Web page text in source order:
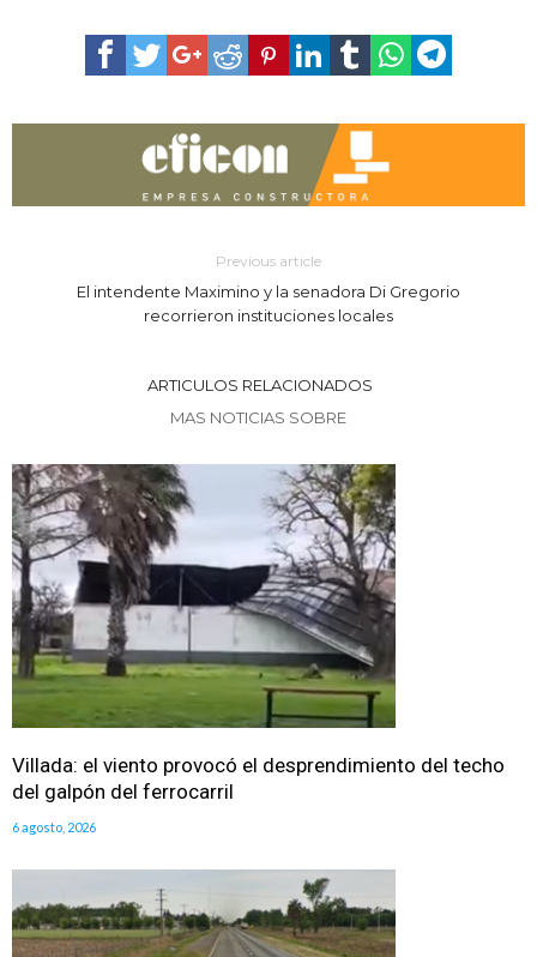
Previous article
El intendente Maximino y la senadora Di Gregorio
recorrieron instituciones locales
ARTICULOS RELACIONADOS
MAS NOTICIAS SOBRE
Villada: el viento provocó el desprendimiento del techo
del galpón del ferrocarril
6 agosto, 2026